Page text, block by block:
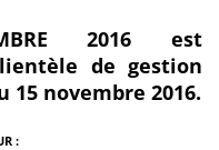
2016 est
de gestion
15 novembre 2016.
: